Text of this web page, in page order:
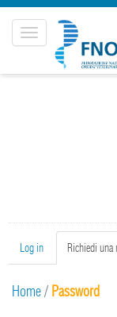
Toggle
navigation
Primary tabs
Log in Richiedi una
Home/ Password